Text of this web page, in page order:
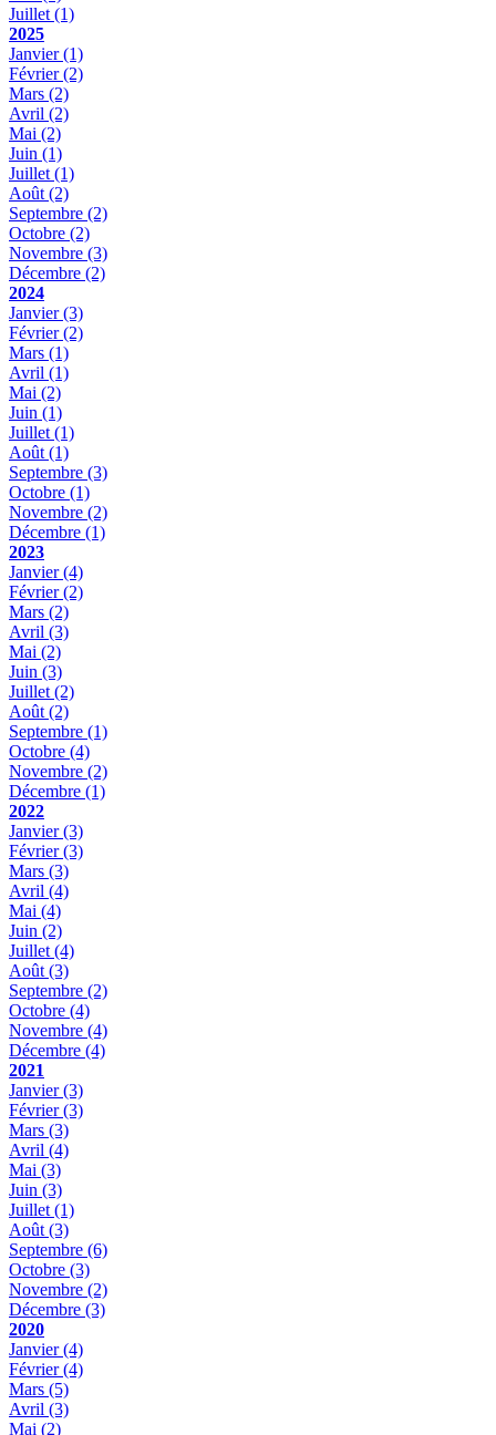
Juillet(1)
2025
Janvier(1)
Février(2)
Mars (2)
Avril (2)
Mai (2)
Juin (1)
Juillet(1)
Août(2)
Septembre (2)
Octobre (2)
Novembre (3)
Décembre (2)
2024
Janvier(3)
Février(2)
Mars (1)
Avril (1)
Mai (2)
Juin (1)
Juillet(1)
Août(1)
Septembre (3)
Octobre (1)
Novembre (2)
Décembre (1)
2023
Janvier(4)
Février(2)
Mars (2)
Avril (3)
Mai (2)
Juin (3)
Juillet(2)
Août(2)
Septembre (1)
Octobre (4)
Novembre (2)
Décembre (1)
2022
Janvier(3)
Février(3)
Mars (3)
Avril (4)
Mai (4)
Juin (2)
Juillet(4)
Août(3)
Septembre (2)
Octobre (4)
Novembre (4)
Décembre (4)
2021
Janvier(3)
Février(3)
Mars (3)
Avril (4)
Mai (3)
Juin (3)
Juillet(1)
Août(3)
Septembre (6)
Octobre (3)
Novembre (2)
Décembre (3)
2020
Janvier(4)
Février(4)
Mars (5)
Avril (3)
Mai (2)